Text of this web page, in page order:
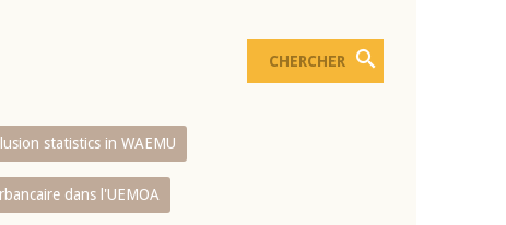
statistics in WAEMU
dans l'UEMOA